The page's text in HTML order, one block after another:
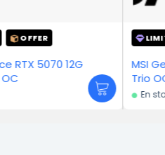
LIMITED
MSI GeForce RTX 5070 Gaming
Trio OC -12G